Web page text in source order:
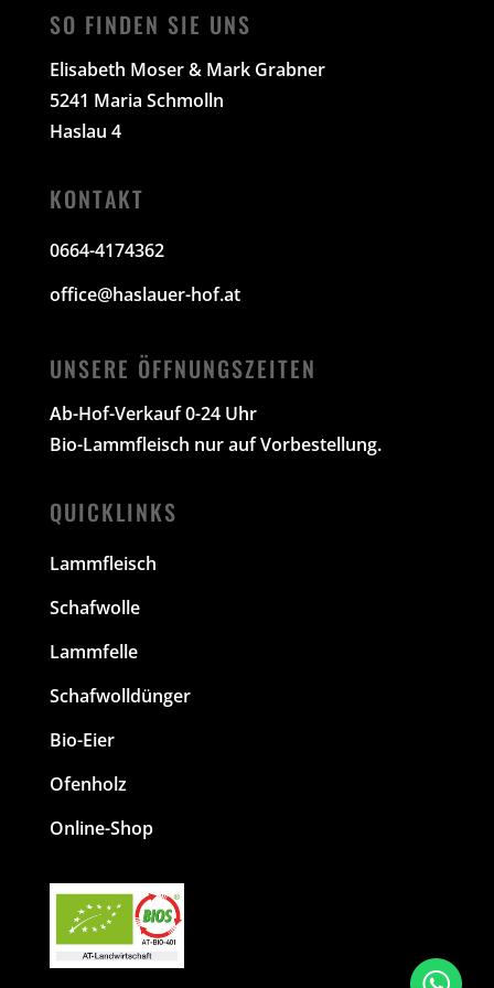
SO FINDEN SIE UNS
Elisabeth Moser & Mark Grabner
5241 Maria Schmolln
Haslau 4
KONTAKT
0664-4174362
office@haslauer-hof.at
UNSERE ÖFFNUNGSZEITEN
Ab-Hof-Verkauf 0-24 Uhr
Bio-Lammfleisch nur auf Vorbestellung.
QUICKLINKS
Lammfleisch
Schafwolle
Lammfelle
Schafwolldünger
Bio-Eier
Ofenholz
Online-Shop